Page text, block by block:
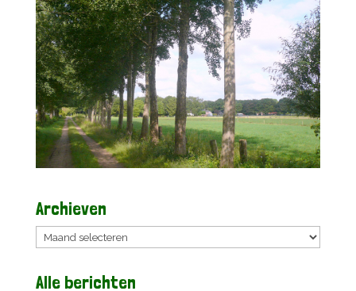
Archieven
Archieven
Alle berichten